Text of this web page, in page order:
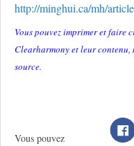
http://minghui.ca/mh/
Vous pouvez imprimer et faire
Clearharmony et leur contenu,
source.
Vous pouvez